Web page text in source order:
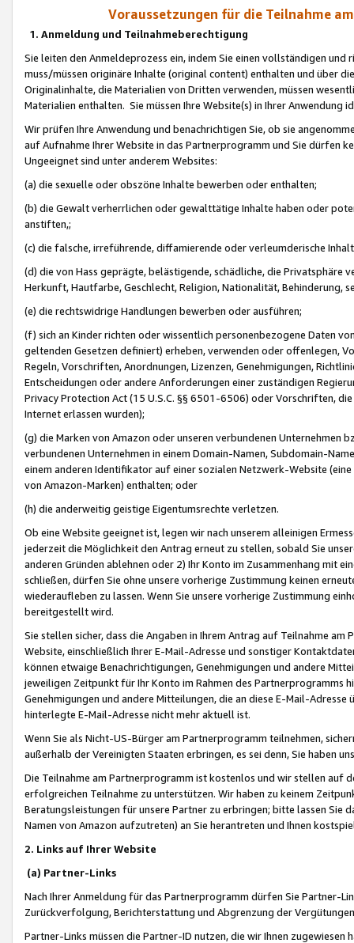
Voraussetzungen für die Teilnahme
1. Anmeldung und Teilnahmeberechtigung
Sie leiten den Anmeldeprozess ein, indem Sie einen vollständigen
muss/müssen originäre Inhalte (original content) enthalten und über
Originalinhalte, die Materialien von Dritten verwenden, müssen
Materialien enthalten. Sie müssen Ihre Website(s) in Ihrer Anwendung
Wir prüfen Ihre Anwendung und benachrichtigen Sie, ob sie
auf Aufnahme Ihrer Website in das Partnerprogramm und Sie dürfen
Ungeeignet sind unter anderem Websites:
(a) die sexuelle oder obszöne Inhalte bewerben oder enthalten;
(b) die Gewalt verherrlichen oder gewalttätige Inhalte haben oder
anstiften,;
(c) die falsche, irreführende, diffamierende oder verleumderische
(d) die von Hass geprägte, belästigende, schädliche, die Privatsphäre
Herkunft, Hautfarbe, Geschlecht, Religion, Nationalität, Behinderung,
(e) die rechtswidrige Handlungen bewerben oder ausführen;
(f) sich an Kinder richten oder wissentlich personenbezogene Daten
geltenden Gesetzen definiert) erheben, verwenden oder offenlegen,
Regeln, Vorschriften, Anordnungen, Lizenzen, Genehmigungen,
Entscheidungen oder andere Anforderungen einer zuständigen
Privacy Protection Act (15 U.S.C. §§ 6501-6506) oder Vorschriften,
Internet erlassen wurden);
(g) die Marken von Amazon oder unseren verbundenen Unternehmen
verbundenen Unternehmen in einem Domain-Namen, Subdomain-
einem anderen Identifikator auf einer sozialen Netzwerk-Website
von Amazon-Marken) enthalten; oder
(h) die anderweitig geistige Eigentumsrechte verletzen.
Ob eine Website geeignet ist, legen wir nach unserem alleinigen
jederzeit die Möglichkeit den Antrag erneut zu stellen, sobald Sie
anderen Gründen ablehnen oder 2) Ihr Konto im Zusammenhang mit
schließen, dürfen Sie ohne unsere vorherige Zustimmung keinen
wiederaufleben zu lassen. Wenn Sie unsere vorherige Zustimmung
bereitgestellt wird.
Sie stellen sicher, dass die Angaben in Ihrem Antrag auf Teilnahme
Website, einschließlich Ihrer E-Mail-Adresse und sonstiger
können etwaige Benachrichtigungen, Genehmigungen und andere
jeweiligen Zeitpunkt für Ihr Konto im Rahmen des Partnerprogramms
Genehmigungen und andere Mitteilungen, die an diese E-Mail-
hinterlegte E-Mail-Adresse nicht mehr aktuell ist.
Wenn Sie als Nicht-US-Bürger am Partnerprogramm teilnehmen,
außerhalb der Vereinigten Staaten erbringen, es sei denn, Sie haben
Die Teilnahme am Partnerprogramm ist kostenlos und wir stellen auf
erfolgreichen Teilnahme zu unterstützen. Wir haben zu keinem
Beratungsleistungen für unsere Partner zu erbringen; bitte lassen Sie
Namen von Amazon aufzutreten) an Sie herantreten und Ihnen
2. Links auf Ihrer Website
(a) Partner-Links
Nach Ihrer Anmeldung für das Partnerprogramm dürfen Sie Partner-
Zurückverfolgung, Berichterstattung und Abgrenzung der
Partner-Links müssen die Partner-ID nutzen, die wir Ihnen zugewiesen